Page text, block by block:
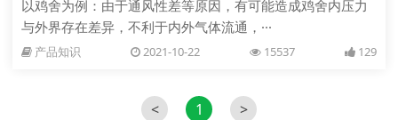
以鸡舍为例：由于通风性差等原因，有可能造成鸡舍内压力
与外界存在差异，不利于内外气体流通，···
产品知识 2021-10-22 15537 129
< 1 >